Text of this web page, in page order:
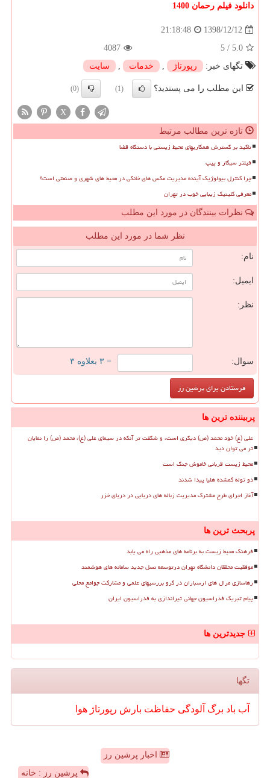
دانلود فیلم رحمان 1400
1398/12/12
21:18:48
5.0
/
5
4087
تگهای خبر:
رپورتاژ , خدمات , سایت
این مطلب را می پسندید؟ (1)
(0)
X
تازه ترین مطالب مرتبط
تاکید بر گسترش همکاریهای محیط زیستی با دستگاه قضا
فیلتر سیگار و پیپ
چرا کنترل بیولوژیک آینده مدیریت مگس های خانگی در محیط های شهری و صنعتی است؟
معرفی کلینیک زیبایی خوب در تهران
نظرات بینندگان در مورد این مطلب
نظر شما در مورد این مطلب
نام:
ایمیل:
نظر:
سوال: = ۳ بعلاوه ۳
پربیننده ترین ها
علی (ع) خود محمد (ص) دیگری است، و شگفت تر آنکه در سیمای علی (ع)، محمد (ص) را نمایان
تر می توان دید
محیط زیست قربانی خاموش جنگ است
دو توله گمشده هلیا پیدا شدند
آغاز اجرای طرح مشترک مدیریت زباله های دریایی در دریای خزر
پربحث ترین ها
فرهنگ محیط زیست به برنامه های مذهبی راه می یابد
موفقیت محققان دانشگاه تهران درتوسعه نسل جدید سامانه های هوشمند
رهاسازی مرال های ارسباران در گرو بررسیهای علمی و مشارکت جوامع محلی
پیام تبریک فدراسیون جهانی تیراندازی به فدراسیون ایران
جدیدترین ها
تگها
آب باد برگ آلودگی حفاظت بارش رپورتاژ هوا
اخبار پرشین رز
پرشین رز : خانه